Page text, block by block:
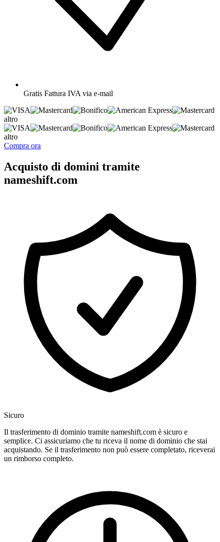
Gratis Fattura IVA via e-mail
altro
altro
Compra ora
Acquisto di domini tramite
nameshift.com
Sicuro
Il trasferimento di dominio tramite nameshift.com è sicuro e
semplice. Ci assicuriamo che tu riceva il nome di dominio che stai
acquistando. Se il trasferimento non può essere completato, riceverai
un rimborso completo.